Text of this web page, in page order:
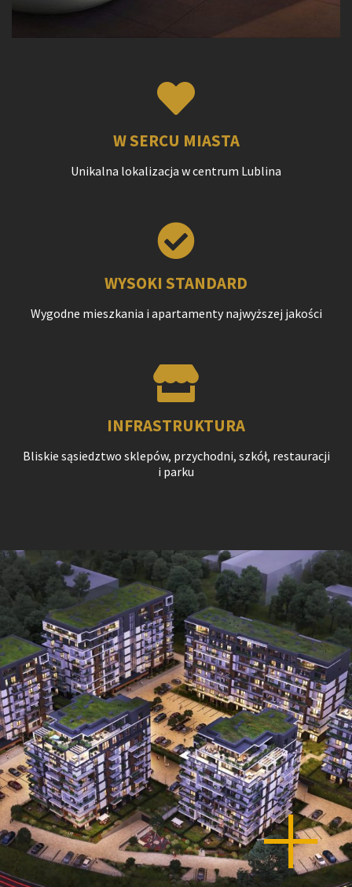
W SERCU MIASTA
Unikalna lokalizacja w centrum Lublina
WYSOKI STANDARD
Wygodne mieszkania i apartamenty najwyższej jakości
INFRASTRUKTURA
Bliskie sąsiedztwo sklepów, przychodni, szkół, restauracji
i parku